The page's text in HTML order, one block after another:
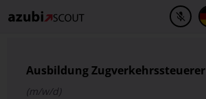
Ausbildung Zugverkehrssteuerer
(m/w/d)